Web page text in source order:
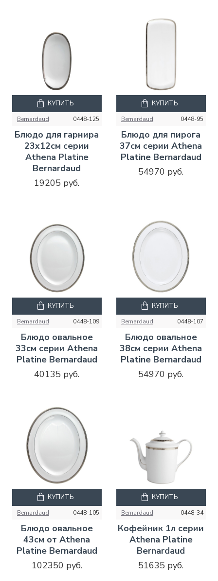
Bernardaud 0448-125
Блюдо для гарнира
23x12см серии
Athena Platine
Bernardaud
19205 руб.
КУПИТЬ
Bernardaud 0448-95
Блюдо для пирога
37см серии Athena
Platine Bernardaud
54970 руб.
КУПИТЬ
Bernardaud 0448-109
Блюдо овальное
33см серии Athena
Platine Bernardaud
40135 руб.
КУПИТЬ
Bernardaud 0448-107
Блюдо овальное
38см серии Athena
Platine Bernardaud
54970 руб.
КУПИТЬ
Bernardaud 0448-105
Блюдо овальное
43см от Athena
Platine Bernardaud
102350 руб.
КУПИТЬ
Bernardaud 0448-34
Кофейник 1л серии
Athena Platine
Bernardaud
51635 руб.
КУПИТЬ